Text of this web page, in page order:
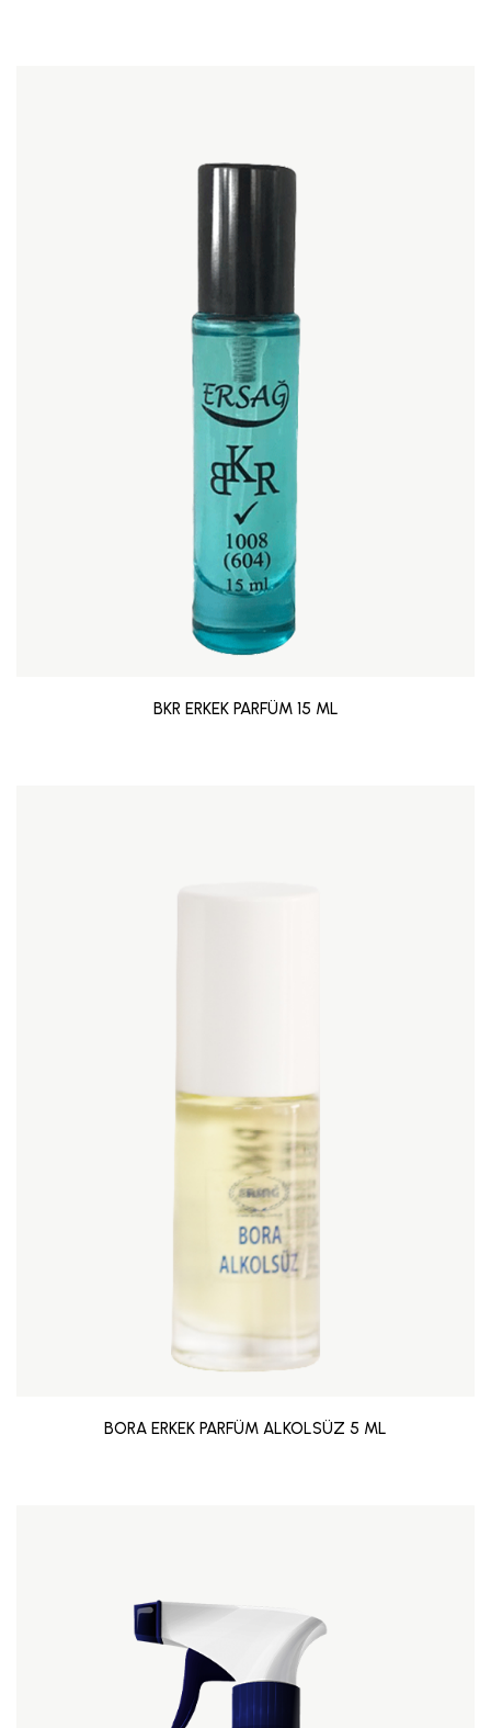
BKR ERKEK PARFÜM 15 ML
BORA ERKEK PARFÜM ALKOLSÜZ 5 ML